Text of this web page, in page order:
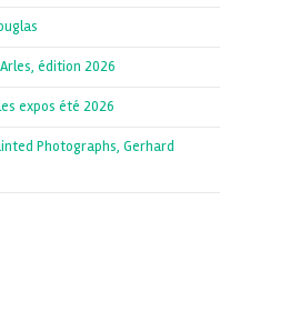
édition 2026
expos été 2026
Photographs, Gerhard